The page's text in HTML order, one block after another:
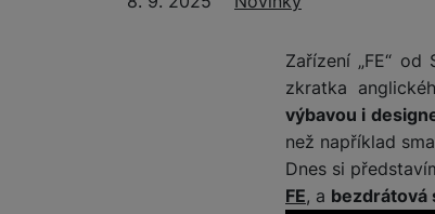
Zařízení „FE“
zkratka
výbavou i
než například
Dnes si
FE, a bezdrátová